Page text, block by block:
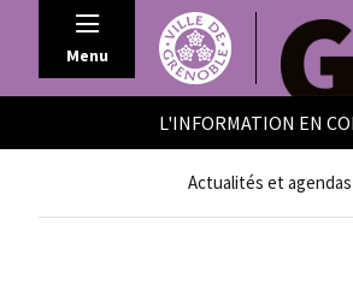
Panneau de gestion des cookies
Menu
L'INFORMATION EN
Actualités et agendas